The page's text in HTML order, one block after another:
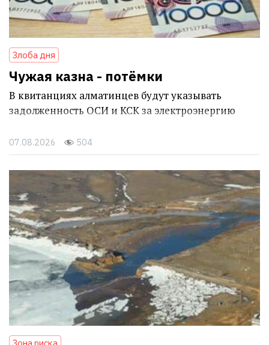
Злоба дня
Чужая казна - потёмки
В квитанциях алматинцев будут указывать
задолженность ОСИ и КСК за электроэнергию
07.08.2026 504